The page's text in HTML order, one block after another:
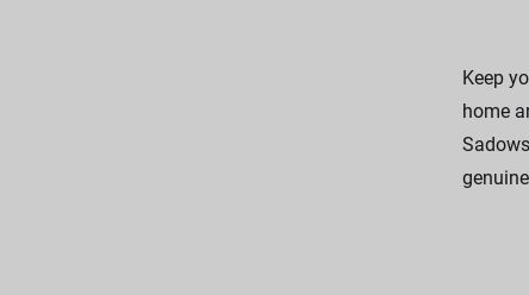
Keep
home